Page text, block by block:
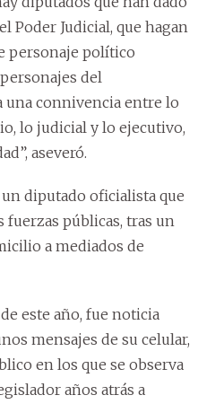
Poder Judicial, que hagan
personaje político
del
una connivencia entre lo
lo judicial y lo ejecutivo,
aseveró.
diputado oficialista que
fuerzas públicas, tras un
a mediados de
este año, fue noticia
mensajes de su celular,
en los que se observa
años atrás a